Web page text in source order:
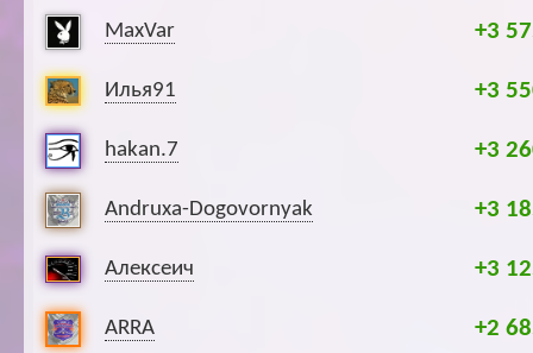
MaxVar +3
Илья91 +3
hakan.7 +3
Andruxa-Dogovornyak +3
Алексеич +3
ARRA +2